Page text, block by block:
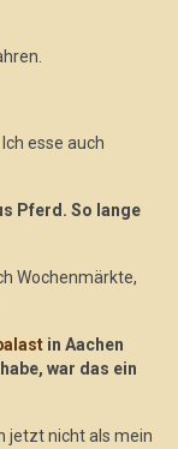
esse auch
Pferd. So lange
Wochenmärkte,
in Aachen
war das ein
jetzt nicht als mein